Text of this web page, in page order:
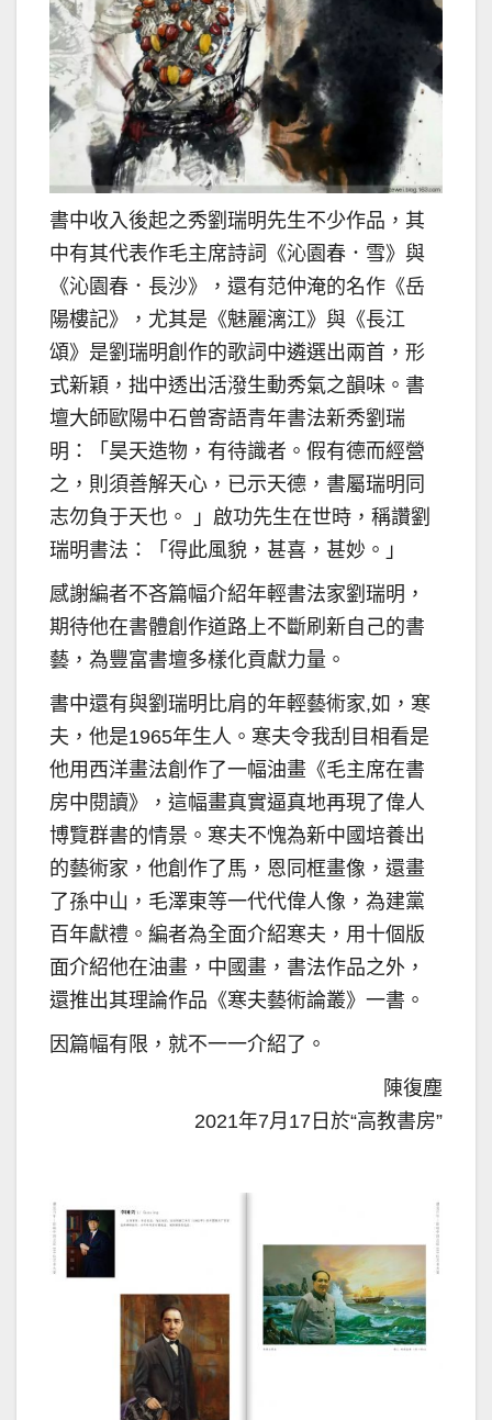
書中收入後起之秀劉瑞明先生不少作品，其
中有其代表作毛主席詩詞《沁園春．雪》與
《沁園春．長沙》，還有范仲淹的名作《岳
陽樓記》，尤其是《魅麗漓江》與《長江
頌》是劉瑞明創作的歌詞中遴選出兩首，形
式新穎，拙中透出活潑生動秀氣之韻味。書
壇大師歐陽中石曾寄語青年書法新秀劉瑞
明：「昊天造物，有待識者。假有德而經營
之，則須善解天心，已示天德，書屬瑞明同
志勿負于天也。 」啟功先生在世時，稱讚劉
瑞明書法：「得此風貌，甚喜，甚妙。」
感謝編者不吝篇幅介紹年輕書法家劉瑞明，
期待他在書體創作道路上不斷刷新自己的書
藝，為豐富書壇多樣化貢獻力量。
書中還有與劉瑞明比肩的年輕藝術家,如，寒
夫，他是1965年生人。寒夫令我刮目相看是
他用西洋畫法創作了一幅油畫《毛主席在書
房中閱讀》，這幅畫真實逼真地再現了偉人
博覽群書的情景。寒夫不愧為新中國培養出
的藝術家，他創作了馬，恩同框畫像，還畫
了孫中山，毛澤東等一代代偉人像，為建黨
百年獻禮。編者為全面介紹寒夫，用十個版
面介紹他在油畫，中國畫，書法作品之外，
還推出其理論作品《寒夫藝術論叢》一書。
因篇幅有限，就不一一介紹了。
陳復塵
2021年7月17日於“高教書房”